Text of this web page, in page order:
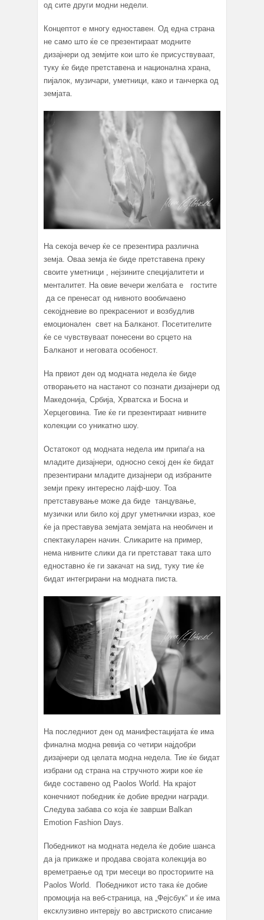
од сите други модни недели.
Концептот е многу едноставен. Од една страна
не само што ќе се презентираат модните
дизајнери од земјите кои што ќе присуствуваат,
туку ќе биде претставена и национална храна,
пијалок, музичари, уметници, како и танчерка од
земјата.
На секоја вечер ќе се презентира различна
земја. Оваа земја ќе биде претставена преку
своите уметници , нејзините специјалитети и
менталитет. На овие вечери желбата е гостите
да се пренесат од нивното вообичаено
секојдневие во прекрасениот и возбудлив
емоционален свет на Балканот. Посетителите
ќе се чувствуваат понесени во срцето на
Балканот и неговата особеност.
На првиот ден од модната недела ќе биде
отворањето на настанот со познати дизајнери од
Македонија, Србија, Хрватска и Босна и
Херцеговина. Тие ќе ги презентираат нивните
колекции со уникатно шоу.
Остатокот од модната недела им припаѓа на
младите дизајнери, односно секој ден ќе бидат
презентирани младите дизајнери од избраните
земји преку интересно лајф-шоу. Тоа
претставување може да биде танцување,
музички или било кој друг уметнички израз, кое
ќе ја преставува земјата земјата на необичен и
спектакуларен начин. Сликарите на пример,
нема нивните слики да ги претстават така што
едноставно ќе ги закачат на ѕид, туку тие ќе
бидат интегрирани на модната писта.
На последниот ден од манифестацијата ќе има
финална модна ревија со четири најдобри
дизајнери од целата модна недела. Тие ќе бидат
избрани од страна на стручното жири кое ќе
биде составено од Paolos World. На крајот
конечниот победник ќе добие вредни награди.
Следува забава со која ќе заврши Balkan
Emotion Fashion Days.
Победникот на модната недела ќе добие шанса
да ја прикаже и продава својата колекција во
времетраење од три месеци во просториите на
Paolos World. Победникот исто така ќе добие
промоција на веб-страница, на „Фејсбук“ и ќе има
ексклузивно интервју во австриското списание